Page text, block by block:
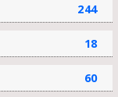
244
18
60